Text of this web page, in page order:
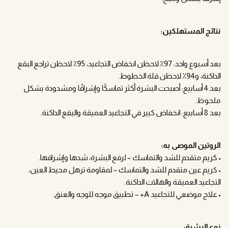
نتائج المستهلكين:
بعد أسبوع واحد: 97٪ لاحظن انخفاض التجاعيد، 95٪ لاحظن تراجع البقع
الداكنة، و94٪ لاحظن قلة الخطوط.
بعد 4 أسابيع: أصبحت البشرة أكثر تماسكًا وإشراقًا ومشدودة بشكل
ملحوظ.
بعد 8 أسابيع: انخفاض كبير في التجاعيد العميقة والبقع الداكنة.
الروتين الموصى به:
• كريم متقدم للشد والتماسك – لرفع البشرة، شدها وإشراقها.
• كريم عين متقدم للشد والتماسك – لمقاومة ترهل محيط العين،
التجاعيد العميقة والهالات الداكنة.
• علاج موضعي للتجاعيد A+ – تطبيق موجه للوجه والعنق.